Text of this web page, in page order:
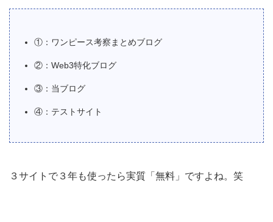
①：ワンピース考察まとめブログ
②：Web3特化ブログ
③：当ブログ
④：テストサイト
３サイトで３年も使ったら実質「無料」ですよね。笑